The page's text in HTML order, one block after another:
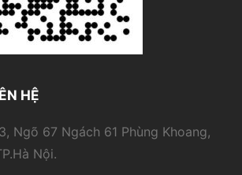
HỆ
Ngõ 67 Ngách 61 Phùng Khoang,
Nội.